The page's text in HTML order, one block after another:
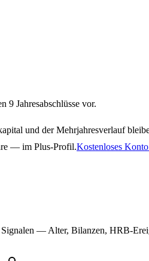
9 Jahresabschlüsse vor.
und der Mehrjahresverlauf
— im Plus-Profil.Kostenloses
— Alter, Bilanzen, HRB-